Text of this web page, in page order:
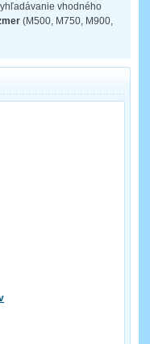
vhodného
(M500, M750, M900,